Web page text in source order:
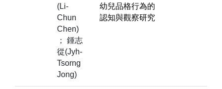
(Li-
Chun
Chen)
； 鍾志
從(Jyh-
Tsorng
Jong)
幼兒品格行為的
認知與觀察研究